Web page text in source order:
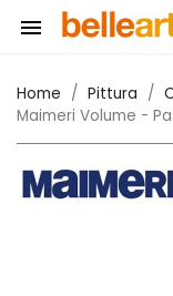

Home Pittura
Maimeri Volume -